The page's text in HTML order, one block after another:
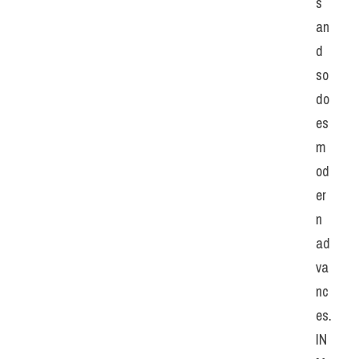
an
d
so
do
es
m
od
er
n
ad
va
nc
es.
IN